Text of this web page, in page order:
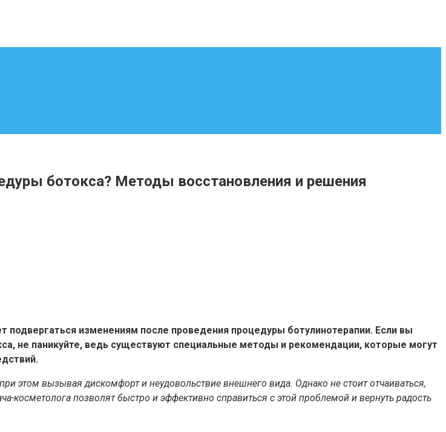
ботокса? Методы восстановления и решения
изменениям после проведения процедуры ботулинотерапии. Если вы
не паникуйте, ведь существуют специальные методы и рекомендации, которые могут
этом вызывая дискомфорт и неудовольствие внешнего вида. Однако не стоит отчаиваться,
позволят быстро и эффективно справиться с этой проблемой и вернуть радость